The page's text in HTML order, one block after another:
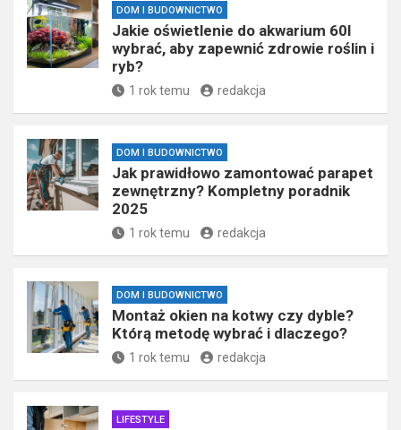
DOM I BUDOWNICTWO
Jakie oświetlenie do akwarium 60l
wybrać, aby zapewnić zdrowie roślin i
ryb?
1 rok temu redakcja
DOM I BUDOWNICTWO
Jak prawidłowo zamontować parapet
zewnętrzny? Kompletny poradnik
2025
1 rok temu redakcja
DOM I BUDOWNICTWO
Montaż okien na kotwy czy dyble?
Którą metodę wybrać i dlaczego?
1 rok temu redakcja
LIFESTYLE